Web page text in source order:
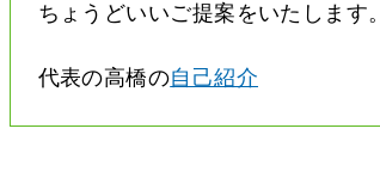
ちょうどいいご提案をいたします。
代表の高橋の自己紹介